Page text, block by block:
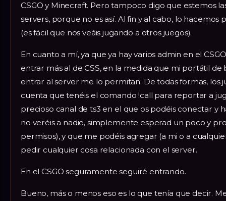
CSGO y Minecraft. Pero tampoco digo que estemos
servers, porque no es así. Al fin y al cabo, lo hacemos
(es fácil que nos veáis jugando a otros juegos).
En cuanto a mí, ya que ya hay varios admin en el
entrar más al de CSS, en la medida que mi portátil
entrar al server me lo permitan. De todas formas, los
cuenta que tenéis el comando !call para reportar a
precioso canal de ts3 en el que os podéis conectar y
no veréis a nadie, simplemente esperad un poco y
permisos), y que me podéis agregar (a mi o a
pedir cualquier cosa relacionada con el server.
En el CSGO seguramente seguiré entrando.
Bueno, más o menos eso es lo que tenía que decir.